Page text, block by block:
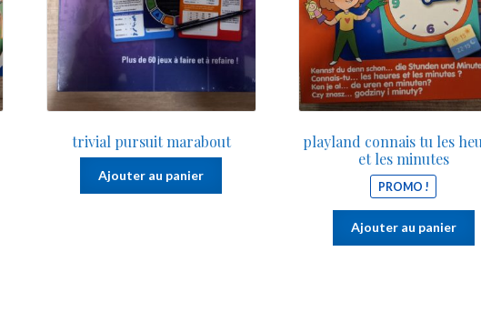
trivial pursuit marabout
Ajouter au panier
playland connais tu les
et les minutes
PROMO !
Ajouter au panier